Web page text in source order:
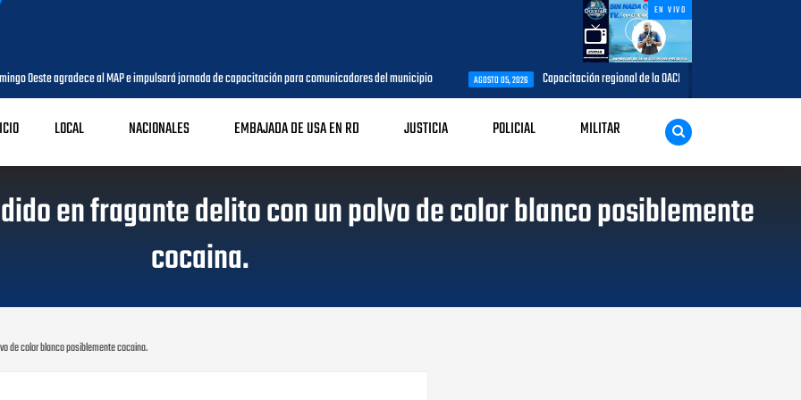
EN VIVO
Oeste agradece al MAP e impulsará jornada de capacitación para comunicadores del municipio AGOSTO 05, 2026 Capacitación regional de la OACI culmina: CESAC fue sede
LOCAL NACIONALES EMBAJADA DE USA EN RD JUSTICIA POLICIAL MILITAR
en fragante delito con un polvo de color blanco posiblemente
cocaina.
de color blanco posiblemente cocaina.